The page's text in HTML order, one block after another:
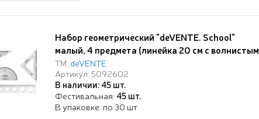
Набор геометрический "deVENTE. School"
малый, 4 предмета (линейка 20 см с волнистым
краем и трафаретами окружностей, 2
угольника, транспортир 180°), прозрачный, в
пластиковой упаковке
ТМ: deVENTE
Артикул: 5092602
В наличии: 45 шт.
Фестивальная: 45 шт.
В упаковке: по 30 шт